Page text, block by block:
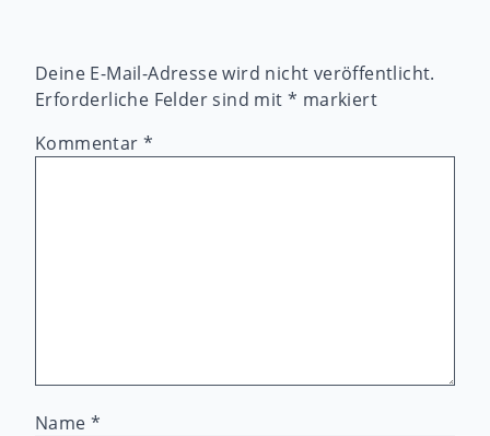
Deine E-Mail-Adresse wird nicht veröffentlicht.
Erforderliche Felder sind mit * markiert
Kommentar*
Name *